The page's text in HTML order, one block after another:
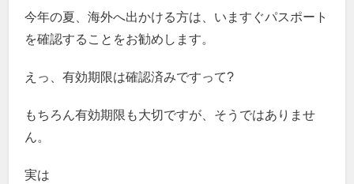
今年の夏、海外へ出かける方は、いますぐパスポート
を確認することをお勧めします。
えっ、有効期限は確認済みですって?
もちろん有効期限も大切ですが、そうではありませ
ん。
実は